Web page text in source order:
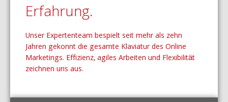
Erfahrung.
Unser Expertenteam bespielt seit mehr als zehn
Jahren gekonnt die gesamte Klaviatur des Online
Marketings. Effizienz, agiles Arbeiten und Flexibilität
zeichnen uns aus.